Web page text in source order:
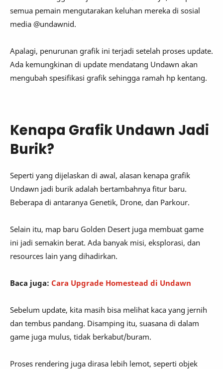
semua pemain mengutarakan keluhan mereka di sosial
media @undawnid.
Apalagi, penurunan grafik ini terjadi setelah proses update.
Ada kemungkinan di update mendatang Undawn akan
mengubah spesifikasi grafik sehingga ramah hp kentang.
Kenapa Grafik Undawn Jadi
Burik?
Seperti yang dijelaskan di awal, alasan kenapa grafik
Undawn jadi burik adalah bertambahnya fitur baru.
Beberapa di antaranya Genetik, Drone, dan Parkour.
Selain itu, map baru Golden Desert juga membuat game
ini jadi semakin berat. Ada banyak misi, eksplorasi, dan
resources lain yang dihadirkan.
Baca juga: Cara Upgrade Homestead di Undawn
Sebelum update, kita masih bisa melihat kaca yang jernih
dan tembus pandang. Disamping itu, suasana di dalam
game juga mulus, tidak berkabut/buram.
Proses rendering juga dirasa lebih lemot, seperti objek